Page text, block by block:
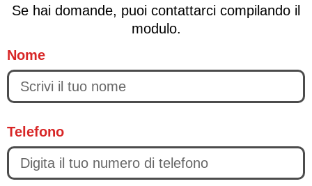
Se hai domande, puoi contattarci compilando il
modulo.
Nome
Telefono